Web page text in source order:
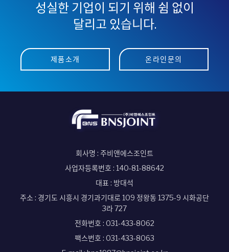
성실한 기업이 되기 위해 쉼 없이
달리고 있습니다.
제품소개 온라인문의
회사명 : 주비앤에스조인트
사업자등록번호 : 140-81-88642
대표 : 방대석
주소 : 경기도 시흥시 경기과기대로 109 정왕동 1375-9 시화공단
3라 727
전화번호 : 031-433-8062
팩스번호 : 031-433-8063